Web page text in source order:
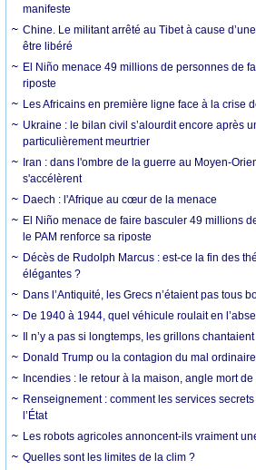
manifeste
Chine. Le militant arrêté au Tibet à cause
être libéré
El Niño menace 49 millions de personnes de
riposte
Les Africains en première ligne face à la crise
Ukraine : le bilan civil s’alourdit encore après
particulièrement meurtrier
Iran : dans l'ombre de la guerre au Moyen-
s'accélèrent
Daech : l'Afrique au cœur de la menace
El Niño menace de faire basculer 49 millions
le PAM renforce sa riposte
Décès de Rudolph Marcus : est-ce la fin des
élégantes ?
Dans l’Antiquité, les Grecs n’étaient pas tous
De 1940 à 1944, quel véhicule roulait en
Il n’y a pas si longtemps, les grillons
Donald Trump ou la contagion du mal ordinaire
Incendies : le retour à la maison, angle mort
Renseignement : comment les services
l’État
Les robots agricoles annoncent-ils vraiment
Quelles sont les limites de la clim ?